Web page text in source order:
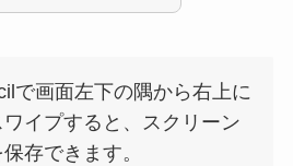
で画面左下の隅から右上に
イプすると、スクリーン
存できます。